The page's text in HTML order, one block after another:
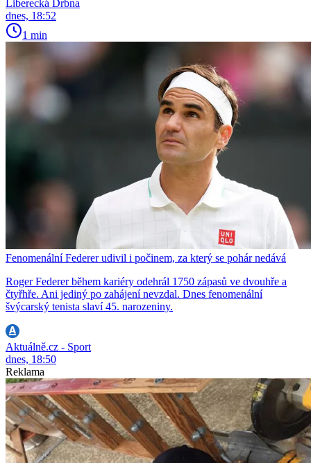
Liberecká Drbna
dnes, 18:52
1 min
Fenomenální Federer udivil i počinem, za který se pohár nedává
Roger Federer během kariéry odehrál 1750 zápasů ve dvouhře a
čtyřhře. Ani jediný po zahájení nevzdal. Dnes fenomenální
švýcarský tenista slaví 45. narozeniny.
Aktuálně.cz - Sport
dnes, 18:50
Reklama